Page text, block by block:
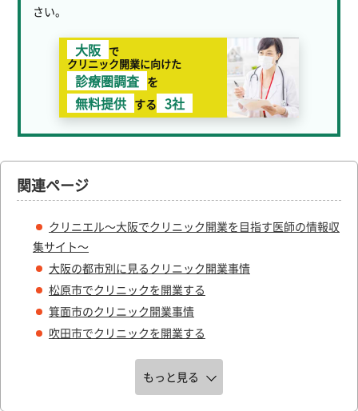
さい。
大阪 で
クリニック開業に向けた
診療圏調査 を
無料提供 する 3社
関連ページ
クリニエル～大阪でクリニック開業を目指す医師の情報収
集サイト～
大阪の都市別に見るクリニック開業事情
松原市でクリニックを開業する
箕面市のクリニック開業事情
吹田市でクリニックを開業する
もっと見る